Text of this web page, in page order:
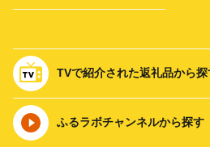
TVで紹介された返礼品から探
ふるラボチャンネルから探す